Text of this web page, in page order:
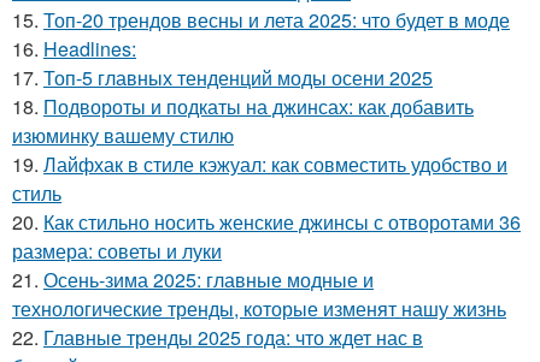
15. Топ-20 трендов весны и лета 2025: что будет в моде
16. Headlines:
17. Топ-5 главных тенденций моды осени 2025
18. Подвороты и подкаты на джинсах: как добавить
изюминку вашему стилю
19. Лайфхак в стиле кэжуал: как совместить удобство и
стиль
20. Как стильно носить женские джинсы с отворотами 36
размера: советы и луки
21. Осень-зима 2025: главные модные и
технологические тренды, которые изменят нашу жизнь
22. Главные тренды 2025 года: что ждет нас в